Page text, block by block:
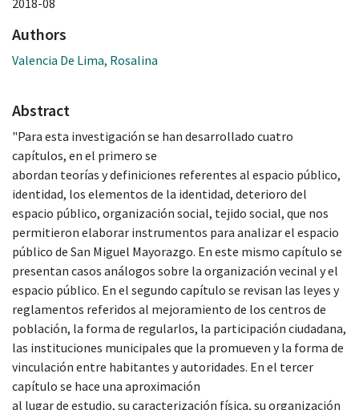
Authors
Valencia De Lima, Rosalina
Abstract
"Para esta investigación se han desarrollado cuatro
capítulos, en el primero se
abordan teorías y definiciones referentes al espacio público,
identidad, los elementos de la identidad, deterioro del
espacio público, organización social, tejido social, que nos
permitieron elaborar instrumentos para analizar el espacio
público de San Miguel Mayorazgo. En este mismo capítulo se
presentan casos análogos sobre la organización vecinal y el
espacio público. En el segundo capítulo se revisan las leyes y
reglamentos referidos al mejoramiento de los centros de
población, la forma de regularlos, la participación ciudadana,
las instituciones municipales que la promueven y la forma de
vinculación entre habitantes y autoridades. En el tercer
capítulo se hace una aproximación
al lugar de estudio, su caracterización física, su organización